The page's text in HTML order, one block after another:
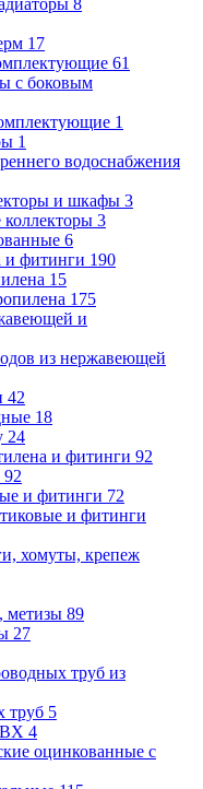
17
61
с боковым
1
1
водоснабжения
и шкафы 3
коллекторы 3
6
и фитинги 190
15
175
и
из нержавеющей
42
18
24
и фитинги 92
92
и фитинги 72
и фитинги
хомуты, крепеж
метизы 89
27
труб из
труб 5
4
оцинкованные с